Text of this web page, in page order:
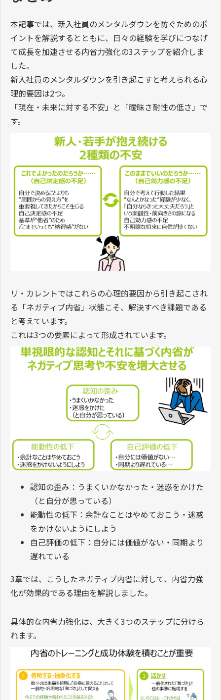
本記事では、新入社員のメンタルダウンを防ぐためのポ
イントを解説するとともに、日々の経験を学びにつなげ
て成長を加速させる内省力強化の3ステップを紹介しま
した。
新入社員のメンタルダウンを引き起こすと考えられる心
理的要因は2つ。
「現在・未来に対する不安」と「曖昧さ耐性の低さ」で
す。
リ・カレントではこれらの心理的要因から引き起こされ
る「ネガティブ内省」状態こそ、解決すべき課題である
と考えています。
これは3つの要素によって形成されています。
認知の歪み：うまくいかなかった・迷惑をかけた
（と自分が思っている）
能動性の低下：余計なことはやめておこう・迷惑
をかけないようにしよう
自己評価の低下：自分には価値がない・同期より
遅れている
3章では、こうしたネガティブ内省に対して、内省力強
化が効果的である理由を解説しました。
具体的な内省力強化は、大きく3つのステップに分けら
れます。